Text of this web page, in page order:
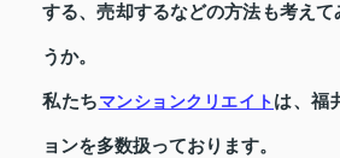
する、売却するなどの方法も考えて
うか。
私たち マンションクリエイト は、福
ョンを多数扱っております。